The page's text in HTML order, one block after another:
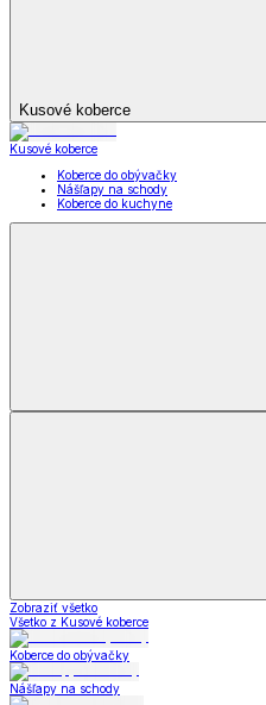
Kusové koberce
Kusové koberce
Koberce do obývačky
Nášľapy na schody
Koberce do kuchyne
Zobraziť všetko
Všetko z Kusové koberce
Koberce do obývačky
Nášľapy na schody